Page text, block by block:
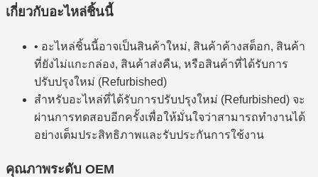
เกี่ยวกับอะไหล่ชิ้นนี้
• อะไหล่ชิ้นนี้อาจเป็นสินค้าใหม่, สินค้าค้างสต็อก, สินค้า
ที่ยังไม่แกะกล่อง, สินค้าส่งคืน, หรือสินค้าที่ได้รับการ
ปรับปรุงใหม่ (Refurbished)
สำหรับอะไหล่ที่ได้รับการปรับปรุงใหม่ (Refurbished) จะ
ผ่านการทดสอบอีกครั้งเพื่อให้มั่นใจว่าสามารถทำงานได้
อย่างเต็มประสิทธิภาพและรับประกันการใช้งาน
คุณภาพระดับ OEM